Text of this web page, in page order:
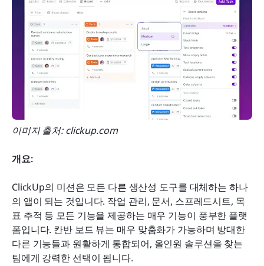
이미지 출처: clickup.com
개요:
ClickUp의 미션은 모든 다른 생산성 도구를 대체하는 하나
의 앱이 되는 것입니다. 작업 관리, 문서, 스프레드시트, 목
표 추적 등 모든 기능을 제공하는 매우 기능이 풍부한 플랫
폼입니다. 칸반 보드 뷰는 매우 맞춤화가 가능하며 방대한
다른 기능들과 원활하게 통합되어, 올인원 솔루션을 찾는
팀에게 강력한 선택이 됩니다.